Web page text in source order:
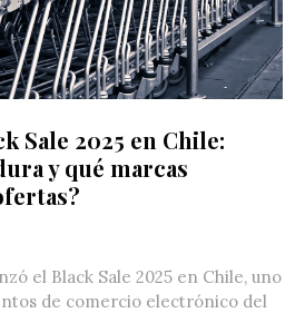
Sale 2025 en Chile:
y qué marcas
el Black Sale 2025 en Chile, uno
de comercio electrónico del